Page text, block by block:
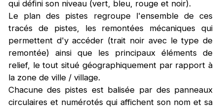
qui défini son niveau (vert, bleu, rouge et noir).
Le plan des pistes regroupe l'ensemble de ces
tracés de pistes, les remontées mécaniques qui
permettent d'y accéder (trait noir avec le type de
remontée) ainsi que les principaux éléments de
relief, le tout situé géographiquement par rapport à
la zone de ville / village.
Chacune des pistes est balisée par des panneaux
circulaires et numérotés qui affichent son nom et sa